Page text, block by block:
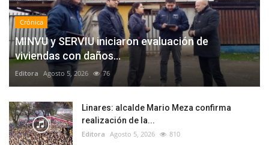
Crónica
MINVU y SERVIU iniciaron evaluación de
viviendas con daños...
Editora Agosto 5, 2026 76
Linares: alcalde Mario Meza confirma
realización de la...
Editora Agosto 5, 2026 810